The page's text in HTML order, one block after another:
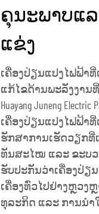
ຄຸນະພາບແ
ແຂ່ງ
ເຄື່ອງປ່ຽນແປງໄຟຟ້າ
ແກ້ໄຂດ້ານພະລັງງານທີ່
Huayang Juneng
ເຄື່ອງປ່ຽນແປງໄຟຟ້າ
ຮັກສາການເຮັດວຽກທີ່
ທັນສະໄໝ ແລະ ຂະບ
ຮັບປະກັນວ່າເຄື່ອງປ່ຽ
ເຄື່ອງທົ່ວໄປຢ່າງຫຼວງ
ທຸລະກິດ ແລະ ການນຳ